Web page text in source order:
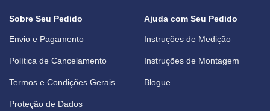
Sobre Seu Pedido
Envio e Pagamento
Política de Cancelamento
Termos e Condições Gerais
Proteção de Dados
Ajuda com Seu Pedido
Instruções de Medição
Instruções de Montagem
Blogue